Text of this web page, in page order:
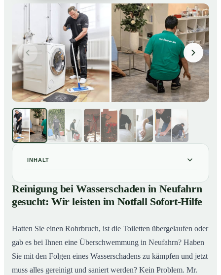
INHALT
01Reinigung bei Wasserschaden in Neufahrn gesucht:
Wir leisten im Notfall Sofort-Hilfe
Reinigung bei Wasserschaden in Neufahrn
gesucht: Wir leisten im Notfall Sofort-Hilfe
Hatten Sie einen Rohrbruch, ist die Toiletten übergelaufen oder
gab es bei Ihnen eine Überschwemmung in Neufahrn? Haben
Sie mit den Folgen eines Wasserschadens zu kämpfen und jetzt
muss alles gereinigt und saniert werden? Kein Problem. Mr.